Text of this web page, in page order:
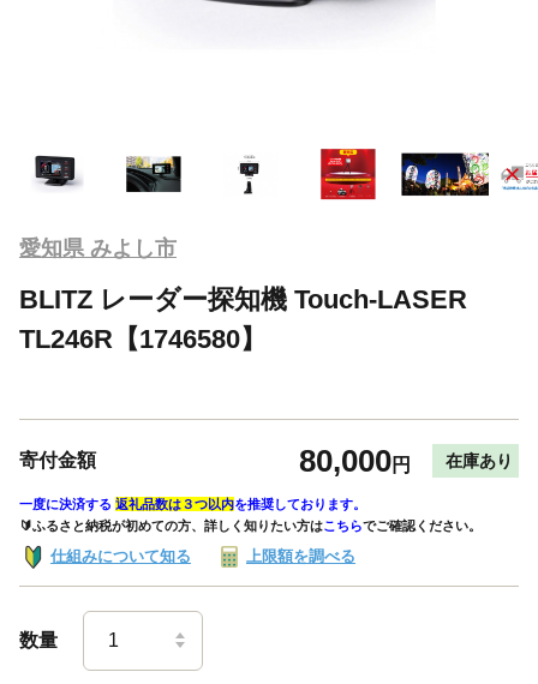
愛知県 みよし市
BLITZ レーダー探知機 Touch-LASER
TL246R【1746580】
寄付金額 80,000円 在庫あり
一度に決済する 返礼品数は３つ以内を推奨しております。
🔰ふるさと納税が初めての方、詳しく知りたい方はこちらでご確認ください。
仕組みについて知る 上限額を調べる
数量